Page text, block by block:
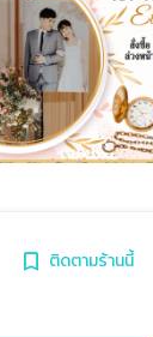
ติดตามร้านนี้